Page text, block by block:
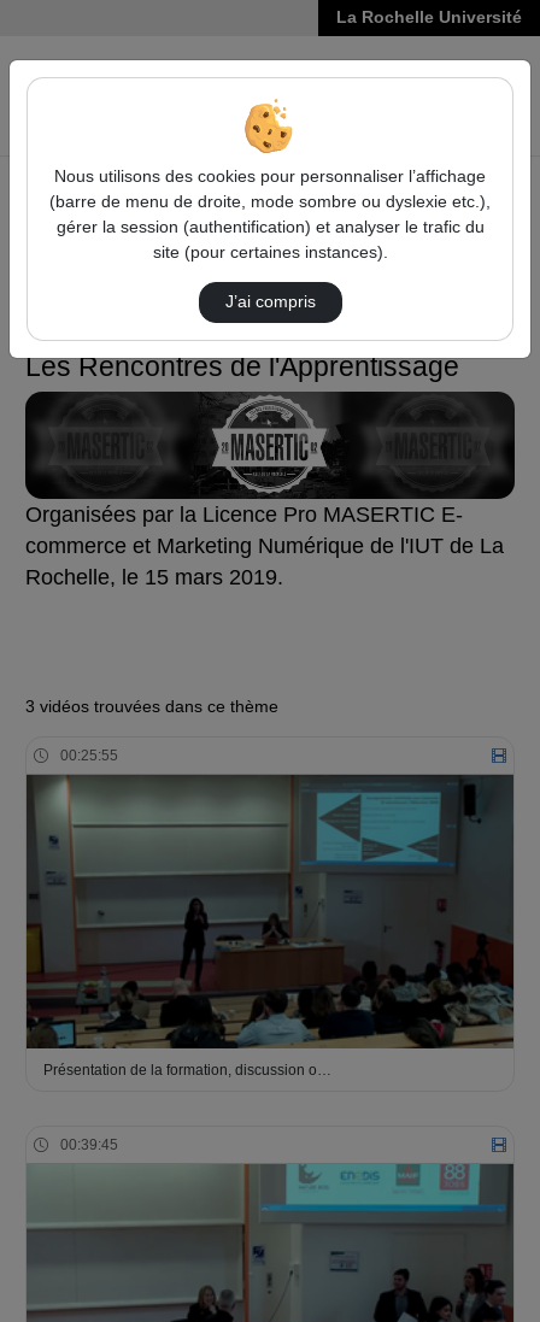
La Rochelle Université
VIDÉOS
Accueil
Vie de l'Université
Les Rencontres de l'Apprentissage
Vie de l'Université
Les Rencontres de l'Apprentissage
Organisées par la Licence Pro MASERTIC E-
commerce et Marketing Numérique de l'IUT de La
Rochelle, le 15 mars 2019.
3 vidéos trouvées dans ce thème
00:25:55
Présentation de la formation, discussion o…
00:39:45
Nous utilisons des cookies pour personnaliser l’affichage
(barre de menu de droite, mode sombre ou dyslexie etc.),
gérer la session (authentification) et analyser le trafic du
site (pour certaines instances).
J’ai compris